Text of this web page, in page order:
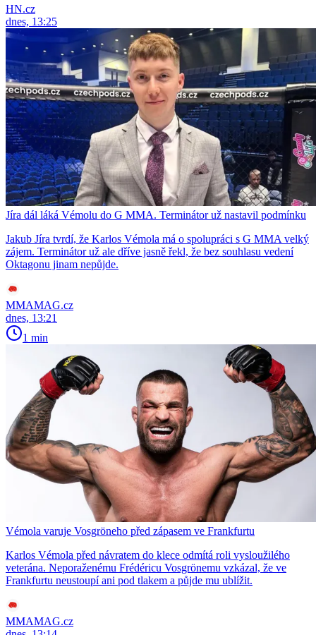
HN.cz
dnes, 13:25
Jíra dál láká Vémolu do G MMA. Terminátor už nastavil podmínku
Jakub Jíra tvrdí, že Karlos Vémola má o spolupráci s G MMA velký
zájem. Terminátor už ale dříve jasně řekl, že bez souhlasu vedení
Oktagonu jinam nepůjde.
MMAMAG.cz
dnes, 13:21
1 min
Vémola varuje Vosgröneho před zápasem ve Frankfurtu
Karlos Vémola před návratem do klece odmítá roli vysloužilého
veterána. Neporaženému Frédéricu Vosgrönemu vzkázal, že ve
Frankfurtu neustoupí ani pod tlakem a půjde mu ublížit.
MMAMAG.cz